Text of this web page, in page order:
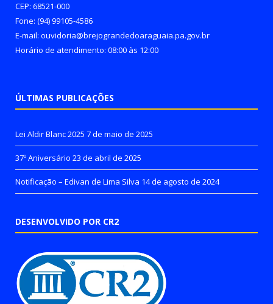
CEP: 68521-000
Fone: (94) 99105-4586
E-mail: ouvidoria@brejograndedoaraguaia.pa.gov.br
Horário de atendimento: 08:00 às 12:00
ÚLTIMAS PUBLICAÇÕES
Lei Aldir Blanc 2025 7 de maio de 2025
37º Aniversário 23 de abril de 2025
Notificação – Edivan de Lima Silva 14 de agosto de 2024
DESENVOLVIDO POR CR2